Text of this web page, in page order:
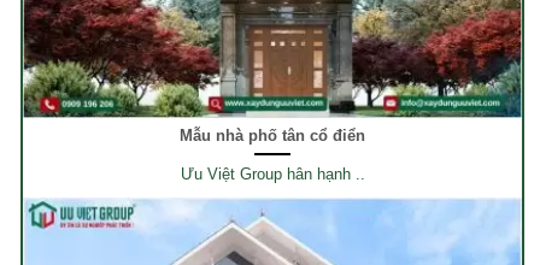
Mẫu nhà phố tân cổ điển
Ưu Việt Group hân hạnh ..